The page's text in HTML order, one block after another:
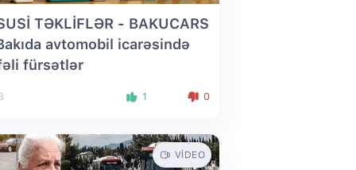
TƏKLİFLƏR - BAKUCARS
avtomobil icarəsində
fürsətlər
1 0
VIDEO